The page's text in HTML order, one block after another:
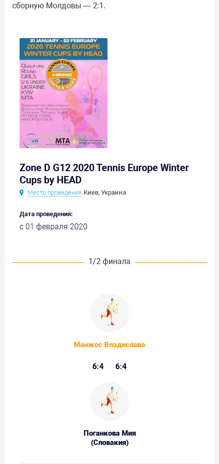
сборную Молдовы — 2:1.
Zone D G12 2020 Tennis Europe Winter
Cups by HEAD
Место проведения Киев, Украина
Дата проведения:
с 01 февраля 2020
1/2 финала
Манжос Владислава
6:4 6:4
Поганкова Мия
(Словакия)